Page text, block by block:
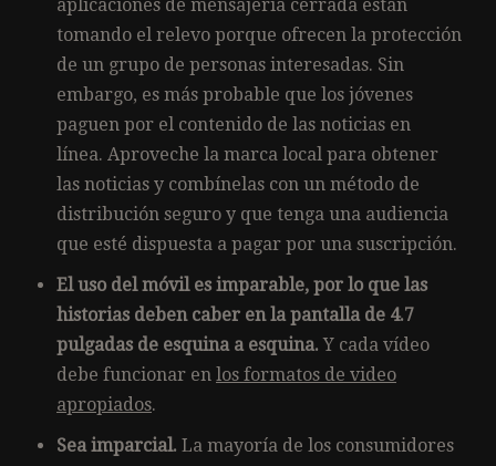
aplicaciones de mensajería cerrada están
tomando el relevo porque ofrecen la protección
de un grupo de personas interesadas. Sin
embargo, es más probable que los jóvenes
paguen por el contenido de las noticias en
línea. Aproveche la marca local para obtener
las noticias y combínelas con un método de
distribución seguro y que tenga una audiencia
que esté dispuesta a pagar por una suscripción.
El uso del móvil es imparable, por lo que las
historias deben caber en la pantalla de 4.7
pulgadas de esquina a esquina. Y cada vídeo
debe funcionar en los formatos de video
apropiados.
Sea imparcial. La mayoría de los consumidores